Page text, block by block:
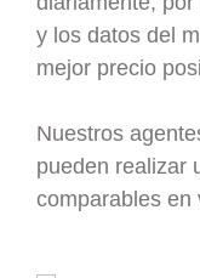
y los datos del
mejor precio
Nuestros
pueden realizar
comparables en